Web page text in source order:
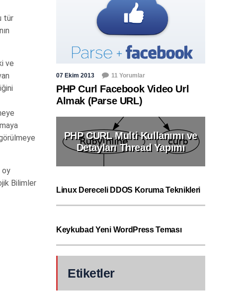
tür
ve
oy
Bilimler
07 Ekim 2013 11 Yorumlar
PHP Curl Facebook Video Url
Almak (Parse URL)
PHP CURL Multi Kullanımı ve
Detayları Thread Yapımı
Linux Dereceli DDOS Koruma Teknikleri
Keykubad Yeni WordPress Teması
Etiketler